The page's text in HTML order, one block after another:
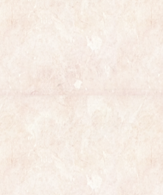
​Tél : 04.75.02.34.97
Fax : 04.75.02.87.11
Horaires d'ouvertures :
Mardi - Vendredi : 9h00 - 12h00 et
Samedi : 9h00 - 12h00 et